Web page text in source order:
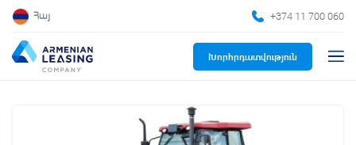
Հայ +374 11 700 060
Խորհրդատվություն